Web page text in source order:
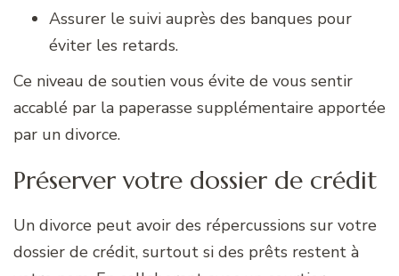
Assurer le suivi auprès des banques pour
éviter les retards.
Ce niveau de soutien vous évite de vous sentir
accablé par la paperasse supplémentaire apportée
par un divorce.
Préserver votre dossier de crédit
Un divorce peut avoir des répercussions sur votre
dossier de crédit, surtout si des prêts restent à